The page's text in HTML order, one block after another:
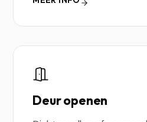
Deur openen